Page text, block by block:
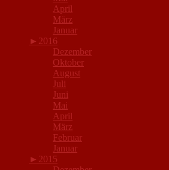
April
März
Januar
► 2016
Dezember
Oktober
August
Juli
Juni
Mai
April
März
Februar
Januar
► 2015